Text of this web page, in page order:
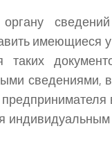
имеющиеся
таких
сведениями,